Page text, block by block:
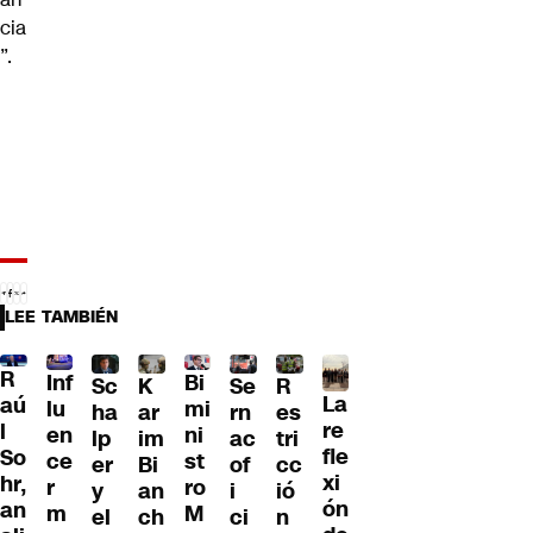
cia
”.
LEE TAMBIÉN
R
aú
l
So
hr,
an
Inf
lu
en
ce
r
m
Sc
ha
lp
er
y
el
K
ar
im
Bi
an
ch
Bi
mi
ni
st
ro
M
Se
rn
ac
of
i
ci
R
es
tri
cc
ió
n
La
re
fle
xi
ón